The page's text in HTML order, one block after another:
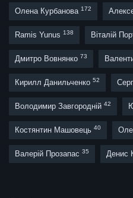
Олена Курбанова 172
Ramis Yunus 138 Віталій
Дмитро Вовнянко 73
Кирилл Данильченко 52
Володимир Завгородній 42
Костянтин Машовець 40
Валерій Прозапас 35 Денис